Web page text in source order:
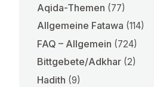
Aqida-Themen (77)
Allgemeine Fatawa (114)
FAQ – Allgemein (724)
Bittgebete/Adkhar (2)
Hadith (9)